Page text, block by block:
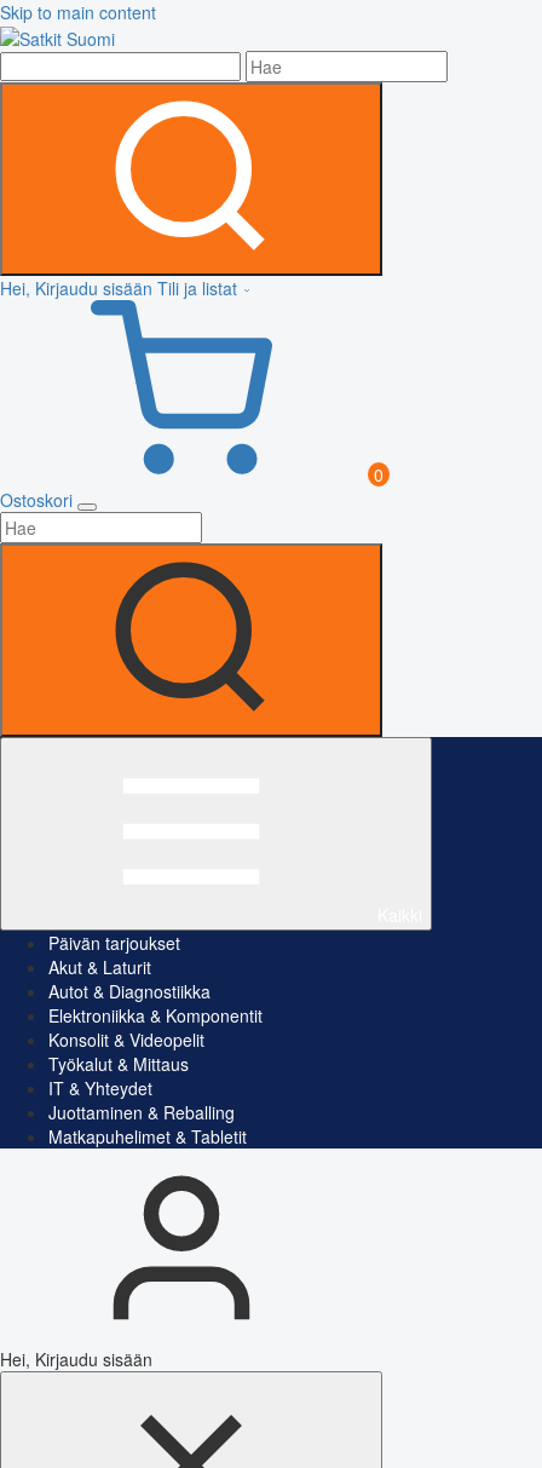
Skip to main content
Hei, Kirjaudu sisään Tili ja listat
0
Ostoskori
Päivän tarjoukset
Akut & Laturit
Autot & Diagnostiikka
Elektroniikka & Komponentit
Konsolit & Videopelit
Työkalut & Mittaus
IT & Yhteydet
Juottaminen & Reballing
Matkapuhelimet & Tabletit
Hei, Kirjaudu sisään